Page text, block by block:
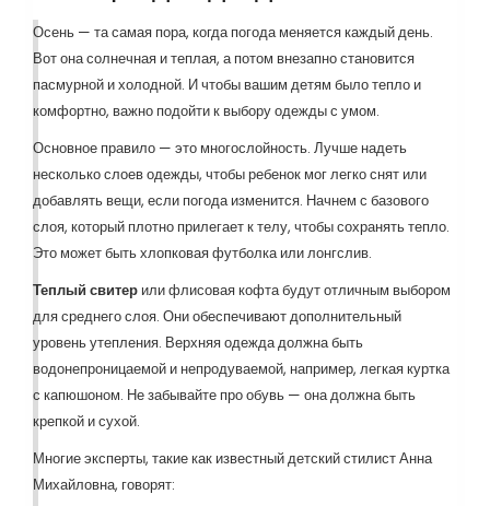
Осень — та самая пора, когда погода меняется каждый день.
Вот она солнечная и теплая, а потом внезапно становится
пасмурной и холодной. И чтобы вашим детям было тепло и
комфортно, важно подойти к выбору одежды с умом.
Основное правило — это многослойность. Лучше надеть
несколько слоев одежды, чтобы ребенок мог легко снят или
добавлять вещи, если погода изменится. Начнем с базового
слоя, который плотно прилегает к телу, чтобы сохранять тепло.
Это может быть хлопковая футболка или лонгслив.
Теплый свитер или флисовая кофта будут отличным выбором
для среднего слоя. Они обеспечивают дополнительный
уровень утепления. Верхняя одежда должна быть
водонепроницаемой и непродуваемой, например, легкая куртка
с капюшоном. Не забывайте про обувь — она должна быть
крепкой и сухой.
Многие эксперты, такие как известный детский стилист Анна
Михайловна, говорят: